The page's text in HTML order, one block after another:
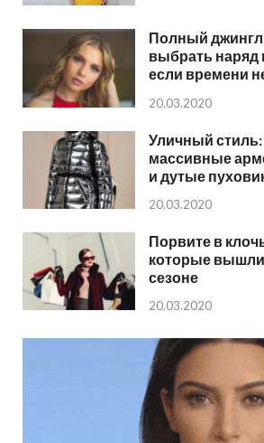
Полный джингл
выбрать наряд
если времени
20.03.2020
Уличный
массивные
и дутые
20.03.2020
Порвите в
которые
сезоне
20.03.2020